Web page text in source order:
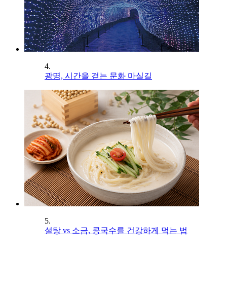
4.
광명, 시간을 걷는 문화 마실길
5.
설탕 vs 소금, 콩국수를 건강하게 먹는 법